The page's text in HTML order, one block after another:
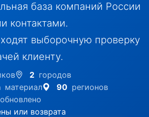
база компаний России
контактами.
выборочную проверку
клиенту.
2 городов
материал 90 регионов
обновлено
или возврата